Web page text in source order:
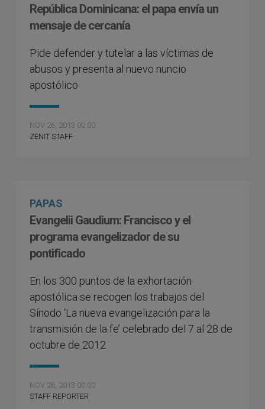
República Dominicana: el papa envía un
mensaje de cercanía
Pide defender y tutelar a las víctimas de
abusos y presenta al nuevo nuncio
apostólico
NOV 26, 2013 00:00
ZENIT STAFF
PAPAS
Evangelii Gaudium: Francisco y el
programa evangelizador de su
pontificado
En los 300 puntos de la exhortación
apostólica se recogen los trabajos del
Sínodo ‘La nueva evangelización para la
transmisión de la fe’ celebrado del 7 al 28 de
octubre de 2012
NOV 26, 2013 00:00
STAFF REPORTER